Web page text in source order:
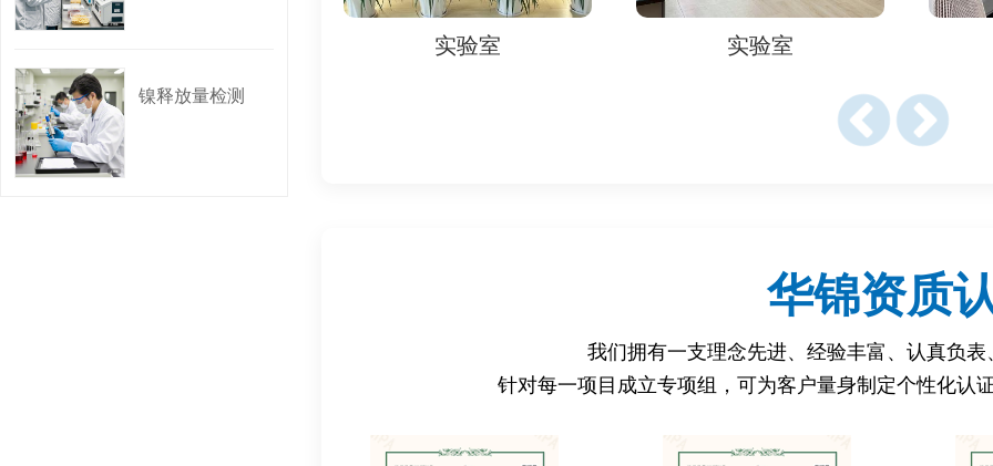
镍释放量检测
- REACH法规：限制玩具中邻苯二甲酸盐等化学物质的使用。
2. 国际标准：
- 欧盟进口商、零售商要求供应商提供EN71检测报告。
- 符合EN71标准的产品更容易获得消费者信任。
实验室 实验室
华锦资质
我们拥有一支理念先进、经验丰富、认真负表
针对每一项目成立专项组，可为客户量身制定个性化认